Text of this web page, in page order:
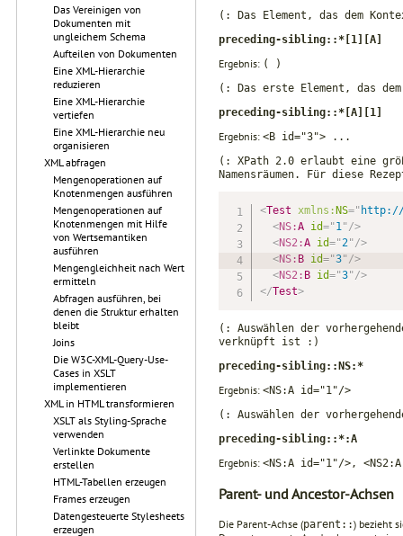
Das Vereinigen von
Dokumenten mit
ungleichem Schema
Aufteilen von Dokumenten
Eine XML-Hierarchie
reduzieren
Eine XML-Hierarchie
vertiefen
Eine XML-Hierarchie neu
organisieren
XML abfragen
Mengenoperationen auf
Knotenmengen ausführen
Mengenoperationen auf
Knotenmengen mit Hilfe
von Wertsemantiken
ausführen
Mengengleichheit nach Wert
ermitteln
Abfragen ausführen, bei
denen die Struktur erhalten
bleibt
Joins
Die W3C-XML-Query-Use-
Cases in XSLT
implementieren
XML in HTML transformieren
XSLT als Styling-Sprache
verwenden
Verlinkte Dokumente
erstellen
HTML-Tabellen erzeugen
Frames erzeugen
Datengesteuerte Stylesheets
erzeugen
(: Das Element, das dem
preceding-sibling::*[1][A]
Ergebnis: ( )
(: Das erste Element, das
preceding-sibling::*[A][1]
Ergebnis: <B id="3"> ...
(: XPath 2.0 erlaubt eine
Namensräumen. Für diese
<Test xmlns: NS=" http://
<NS:A id="1"/>
<NS2:A id="2"/>
<NS: B id="3"/>
<NS2: B id="3"/>
</Test>
(: Auswählen der
verknüpft ist :)
preceding-sibling::NS:*
Ergebnis: <NS:A id="1"/>
(: Auswählen der
preceding-sibling::*:A
Ergebnis: <NS:A id="1"/>,
Parent- und Ancestor-Achsen
Die Parent-Achse (parent::) bezieht